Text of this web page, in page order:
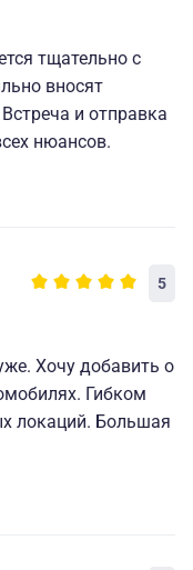
тщательно с
вносят
и отправка
нюансов.
5
Хочу добавить о
Гибком
локаций. Большая